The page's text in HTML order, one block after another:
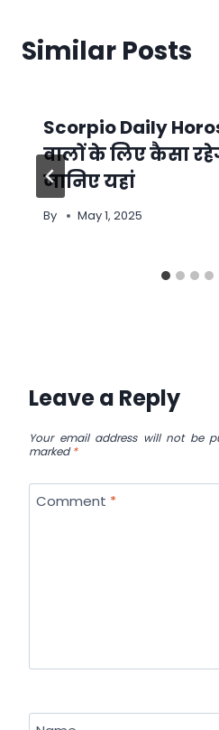
Similar Posts
Scorpio Daily
वालों के लिए कैसा
जानिए यहां
By May 1, 2025
Leave a Reply
Your email address will not be
marked*
Comment *